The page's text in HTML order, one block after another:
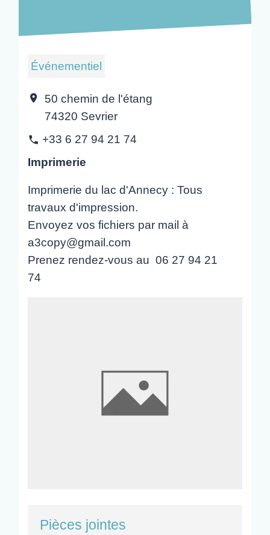
Événementiel
location_on
50 chemin de l'étang
74320 Sevrier
phone +33 6 27 94 21 74
Imprimerie
Imprimerie du lac d'Annecy : Tous
travaux d'impression.
Envoyez vos fichiers par mail à
a3copy@gmail.com
Prenez rendez-vous au 06 27 94 21
74
Pièces jointes